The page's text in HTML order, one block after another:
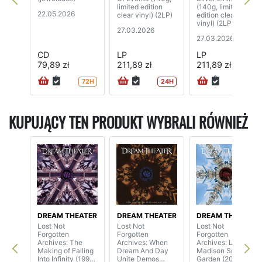
22.05.2026
CD
79,89 zł
72H
limited edition
clear vinyl) (2LP)
27.03.2026
LP
211,89 zł
24H
(140g, limited
edition clear
vinyl) (2LP)
27.03.2026
LP
211,89 zł
KUPUJĄCY TEN PRODUKT WYBRALI RÓWNIEŻ
DREAM THEATER
Lost Not
Forgotten
Archives: The
Making of Falling
Into Infinity (1997)
DREAM THEATER
Lost Not
Forgotten
Archives: When
Dream And Day
Unite Demos
DREAM THEATER
Lost Not
Forgotten
Archives: Live at
Madison Square
Garden (2010)